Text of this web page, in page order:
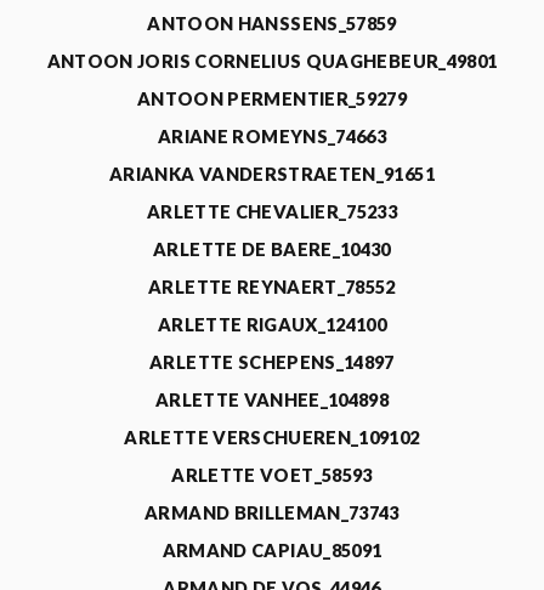
ANTOON HANSSENS_57859
ANTOON JORIS CORNELIUS QUAGHEBEUR_49801
ANTOON PERMENTIER_59279
ARIANE ROMEYNS_74663
ARIANKA VANDERSTRAETEN_91651
ARLETTE CHEVALIER_75233
ARLETTE DE BAERE_10430
ARLETTE REYNAERT_78552
ARLETTE RIGAUX_124100
ARLETTE SCHEPENS_14897
ARLETTE VANHEE_104898
ARLETTE VERSCHUEREN_109102
ARLETTE VOET_58593
ARMAND BRILLEMAN_73743
ARMAND CAPIAU_85091